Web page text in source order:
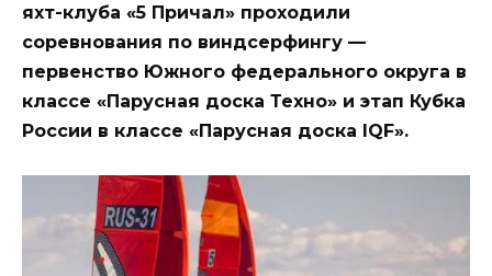
яхт-клуба «5 Причал» проходили
соревнования по виндсерфингу —
первенство Южного федерального округа в
классе «Парусная доска Техно» и этап Кубка
России в классе «Парусная доска IQF».